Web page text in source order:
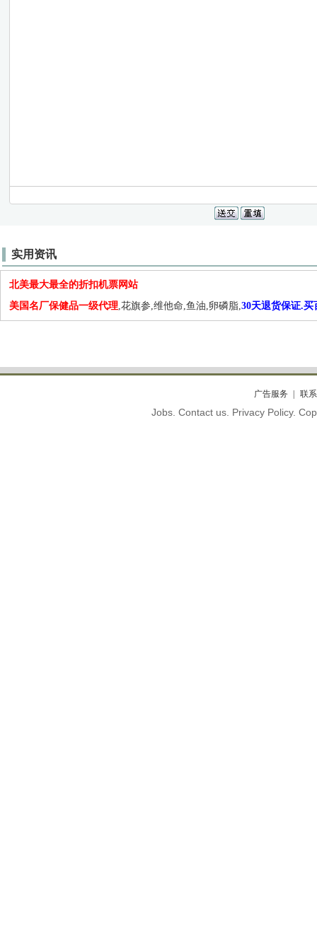
实用资讯
北美最大最全的折扣机票网站
美国名厂保健品一级代理,花旗参,维他命,鱼油,卵磷脂,30天退货保证.买
广告服务 联
Jobs. Contact us. Privacy Policy.